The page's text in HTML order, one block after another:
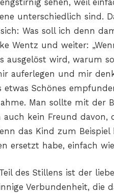
sehen, weil
unterschiedlich sind.
Was soll ich denn
Wentz und weiter:
ausgelöst wird, warum
auferlegen und mir
etwas Schönes
Man sollte mit der
auch kein Freund davon,
das Kind zum
ersetzt habe, einfach
des Stillens ist der
Verbundenheit, die